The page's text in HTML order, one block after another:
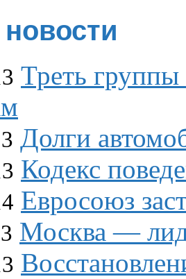
Треть группы
Долги
Кодекс
Евросоюз
Москва —